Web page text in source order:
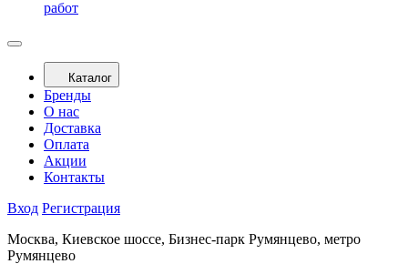
работ
Каталог
Бренды
О нас
Доставка
Оплата
Акции
Контакты
Вход Регистрация
Москва, Киевское шоссе, Бизнес-парк Румянцево, метро
Румянцево